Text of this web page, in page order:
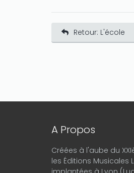
Retour: L'école
A Propos
Créées à l'aube du
les Éditions Musicales